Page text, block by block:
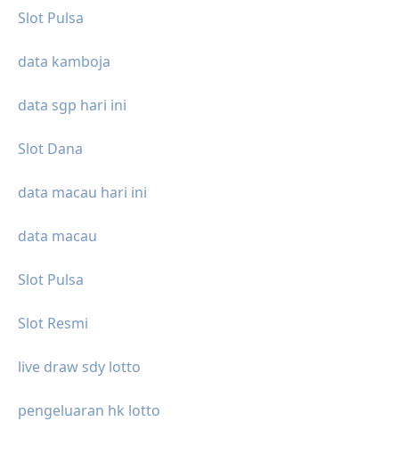
Slot Pulsa
data kamboja
data sgp hari ini
Slot Dana
data macau hari ini
data macau
Slot Pulsa
Slot Resmi
live draw sdy lotto
pengeluaran hk lotto